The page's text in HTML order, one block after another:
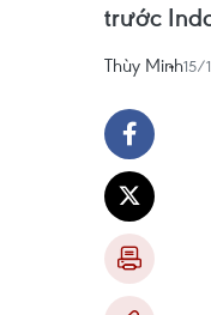
trước
Thùy Minh15/